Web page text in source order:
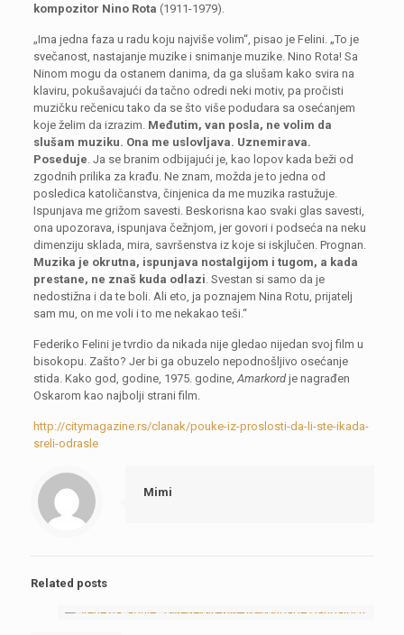
kompozitor Nino Rota (1911-1979).
„Ima jedna faza u radu koju najviše volim“, pisao je Felini. „To je
svečanost, nastajanje muzike i snimanje muzike. Nino Rota! Sa
Ninom mogu da ostanem danima, da ga slušam kako svira na
klaviru, pokušavajući da tačno odredi neki motiv, pa pročisti
muzičku rečenicu tako da se što više podudara sa osećanjem
koje želim da izrazim. Međutim, van posla, ne volim da
slušam muziku. Ona me uslovljava. Uznemirava.
Poseduje . Ja se branim odbijajući je, kao lopov kada beži od
zgodnih prilika za krađu. Ne znam, možda je to jedna od
posledica katoličanstva, činjenica da me muzika rastužuje.
Ispunjava me grižom savesti. Beskorisna kao svaki glas savesti,
ona upozorava, ispunjava čežnjom, jer govori i podseća na neku
dimenziju sklada, mira, savršenstva iz koje si iskjlučen. Prognan.
Muzika je okrutna, ispunjava nostalgijom i tugom, a kada
prestane, ne znaš kuda odlazi . Svestan si samo da je
nedostižna i da te boli. Ali eto, ja poznajem Nina Rotu, prijatelj
sam mu, on me voli i to me nekakao teši.“
Federiko Felini je tvrdio da nikada nije gledao nijedan svoj film u
bisokopu. Zašto? Jer bi ga obuzelo nepodnošljivo osećanje
stida. Kako god, godine, 1975. godine,Amarkordje nagrađen
Oskarom kao najbolji strani film.
http://citymagazine.rs/clanak/pouke-iz-proslosti-da-li-ste-ikada-
sreli-odrasle
Mimi
Related posts